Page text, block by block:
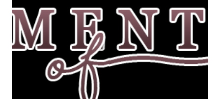
fatto decidere a uno di voi, il mese di febbraio era perfetto.
Dunque qual è questo tema, vi starete chiedendo. Il tema di
febbraio è libri ispirati alle favole! Che ve ne pare? Io avrei
un po' di titoli in wishlist ^^ Non avendo letto nessun libro
ispirato alle favole (D:), tutte voi lasciate solo un titolo e
poi a random ne sceglierò tre! Aggiornerò il post, oppure